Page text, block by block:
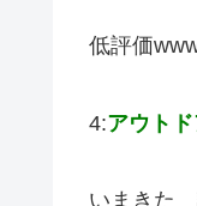
低評価
4:アウト
いまきた